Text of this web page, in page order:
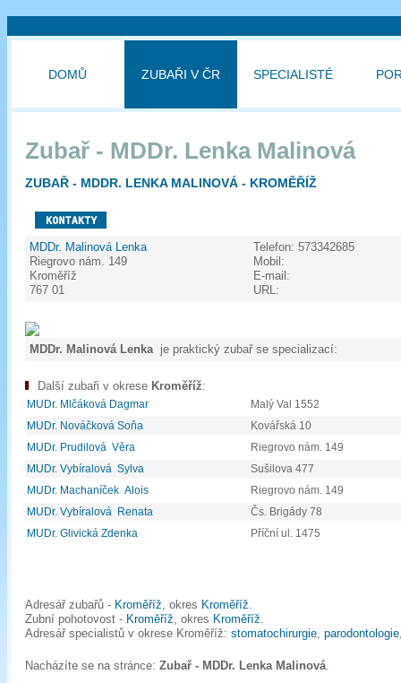
DOMŮ ZUBAŘI V ČR SPECIALISTÉ
Zubař - MDDr. Lenka Malinová
ZUBAŘ - MDDR. LENKA MALINOVÁ - KROMĚŘÍŽ
MDDr. Malinová Lenka
Riegrovo nám. 149
Kroměříž
767 01
Telefon:
Mobil:
E-mail:
URL:
573342685
MDDr. Malinová Lenka je praktický zubař se specializací:
Další zubaři v okrese Kroměříž:
MUDr. Mlčáková Dagmar
Malý Val 1552
MUDr. Nováčková Soňa
Kovářská 10
MUDr. Prudilová Věra
Riegrovo nám. 149
MUDr. Vybíralová Sylva
Sušilova 477
MUDr. Machaníček Alois
Riegrovo nám. 149
MUDr. Vybíralová Renata
Čs. Brigády 78
MUDr. Glivická Zdenka
Příční ul. 1475
Adresář zubařů - Kroměříž, okres Kroměříž.
Zubní pohotovost - Kroměříž, okres Kroměříž.
Adresář specialistů v okrese Kroměříž: stomatochirurgie, parodontologie
Nacházíte se na stránce: Zubař - MDDr. Lenka Malinová.